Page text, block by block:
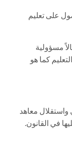
على تعليم
مسؤولية
كما هو
واستقلال معاهد
في القانون.